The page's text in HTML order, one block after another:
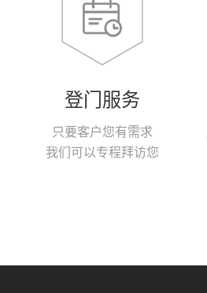
登门服务
只要客户您有需求
我们可以专程拜访您